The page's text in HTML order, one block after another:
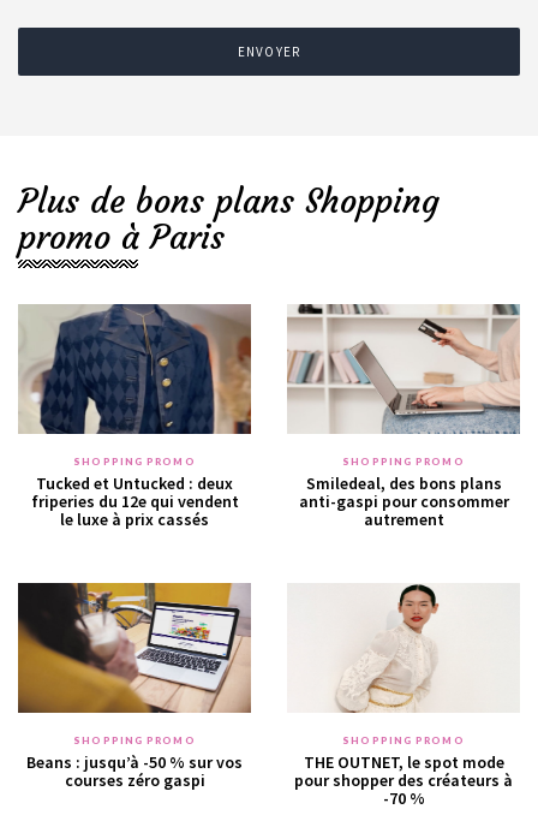
ENVOYER
Plus de bons plans Shopping
promo à Paris
SHOPPING PROMO
Tucked et Untucked : deux
friperies du 12e qui vendent
le luxe à prix cassés
SHOPPING PROMO
Smiledeal, des bons plans
anti-gaspi pour consommer
autrement
SHOPPING PROMO
Beans : jusqu’à -50 % sur vos
courses zéro gaspi
SHOPPING PROMO
THE OUTNET, le spot mode
pour shopper des créateurs à
-70 %